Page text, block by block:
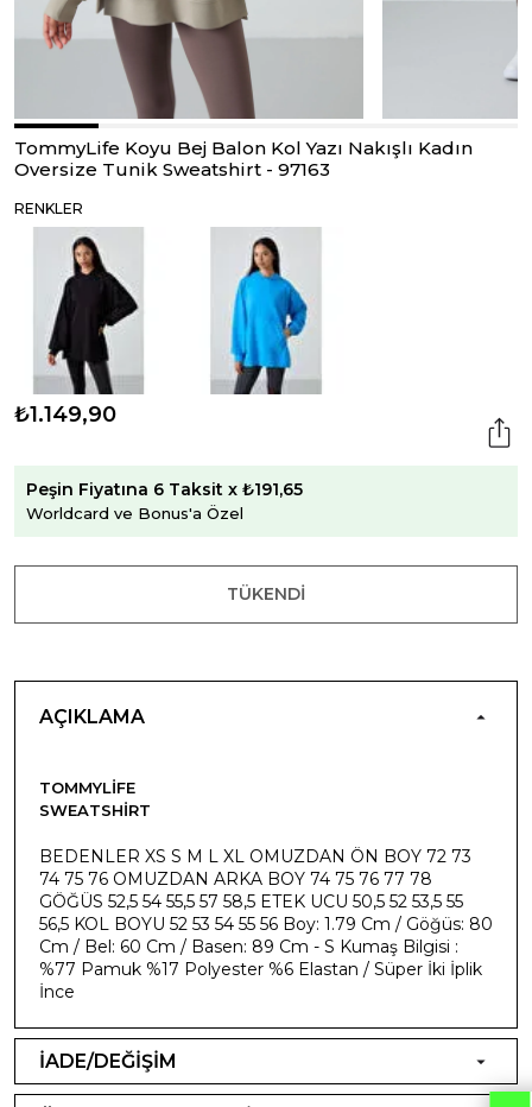
TommyLife Koyu Bej Balon Kol Yazı Nakışlı Kadın
Oversize Tunik Sweatshirt - 97163
RENKLER
₺1.149,90
Peşin Fiyatına 6 Taksit x ₺191,65
Worldcard ve Bonus'a Özel
TÜKENDI
AÇIKLAMA
TOMMYLIFE
SWEATSHIRT
BEDENLER XS S M L XL OMUZDAN ÖN BOY 72 73
74 75 76 OMUZDAN ARKA BOY 74 75 76 77 78
GÖĞÜS 52,5 54 55,5 57 58,5 ETEK UCU 50,5 52 53,5 55
56,5 KOL BOYU 52 53 54 55 56 Boy: 1.79 Cm / Göğüs: 80
Cm / Bel: 60 Cm / Basen: 89 Cm - S Kumaş Bilgisi :
%77 Pamuk %17 Polyester %6 Elastan / Süper İki İplik
İnce
İADE/DEĞİŞİM